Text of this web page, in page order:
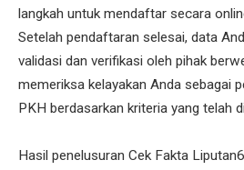
langkah untuk mendaftar secara
Setelah pendaftaran selesai, data
validasi dan verifikasi oleh pihak
memeriksa kelayakan Anda sebagai
PKH berdasarkan kriteria yang telah
Hasil penelusuran Cek Fakta